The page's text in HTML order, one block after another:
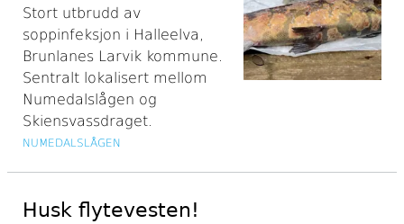
Stort utbrudd av
soppinfeksjon i Halleelva,
Brunlanes Larvik kommune.
Sentralt lokalisert mellom
Numedalslågen og
Skiensvassdraget.
NUMEDALSLÅGEN
Husk flytevesten!